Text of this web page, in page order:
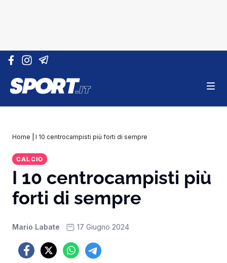
Vai al contenuto
Home I 10 centrocampisti più forti di sempre
CALCIO
I 10 centrocampisti più
forti di sempre
Mario Labate 17 Giugno 2024